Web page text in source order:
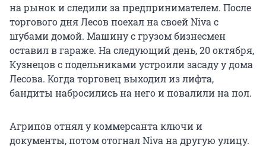
на рынок и следили за предпринимателем. После
торгового дня Лесов поехал на своей Niva с
шубами домой. Машину с грузом бизнесмен
оставил в гараже. На следующий день, 20 октября,
Кузнецов с подельниками устроили засаду у дома
Лесова. Когда торговец выходил из лифта,
бандиты набросились на него и повалили на пол.
Агрипов отнял у коммерсанта ключи и
документы, потом отогнал Niva на другую улицу.